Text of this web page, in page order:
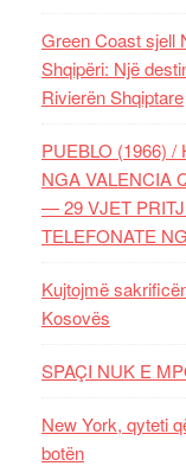
Green Coast sjell
Shqipëri: Një
Rivierën Shqiptare
PUEBLO (1966) /
NGA VALENCIA
— 29 VJET
TELEFONATE
Kujtojmë
Kosovës
SPAÇI NUK E
New York, qyteti
botën